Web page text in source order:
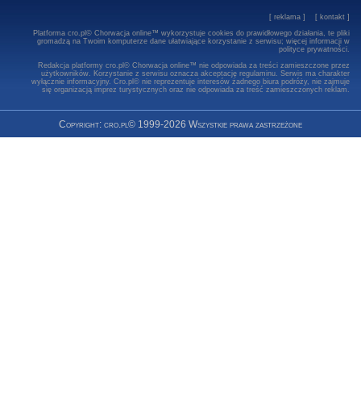
[ reklama ] [ kontakt]
Platforma cro.pl© Chorwacja online™ wykorzystuje cookies do prawidłowego działania, te pliki
gromadzą na Twoim komputerze dane ułatwiające korzystanie z serwisu; więcej informacji w
polityce prywatności.
Redakcja platformy cro.pl© Chorwacja online™ nie odpowiada za treści zamieszczone przez
użytkowników. Korzystanie z serwisu oznacza akceptację regulaminu. Serwis ma charakter
wyłącznie informacyjny. Cro.pl© nie reprezentuje interesów żadnego biura podróży, nie zajmuje
się organizacją imprez turystycznych oraz nie odpowiada za treść zamieszczonych reklam.
Copyright: cro.pl© 1999-2026 Wszystkie prawa zastrzeżone